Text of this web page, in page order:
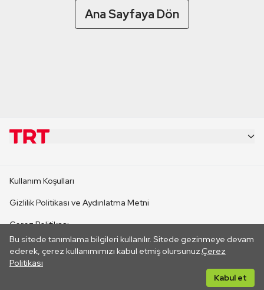
Ana Sayfaya Dön
Bu sitede tanımlama bilgileri kullanılır. Sitede gezinmeye devam
ederek, çerez kullanımımızı kabul etmiş olursunuz.Çerez
Politikası
Kabul et
CANLI YAYINLAR
Kullanım Koşulları
Gizlilik Politikası ve Aydınlatma Metni
Çerez Politikası
İletişim
Her hakkı saklıdır. ©2026 TRT. Bağlantı yoluyla gidilen dış